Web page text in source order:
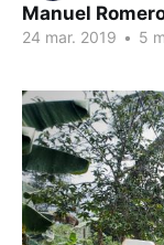
Manuel
24 mar. 2019 • 5